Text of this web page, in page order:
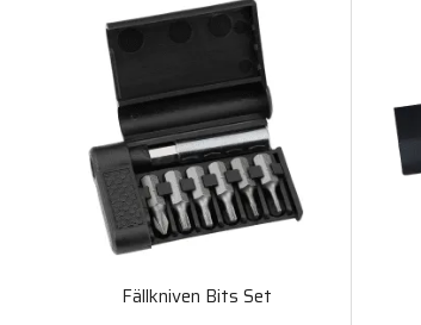
Fällkniven Bits Set